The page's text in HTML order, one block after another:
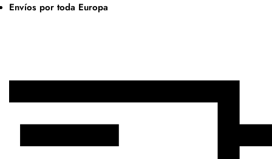
Envíos por toda Europa